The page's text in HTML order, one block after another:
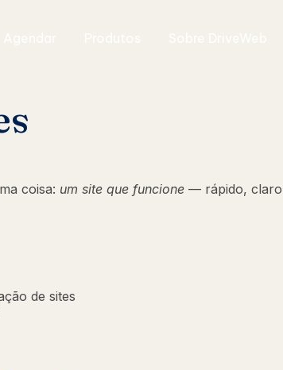
coisa: um site que funcione — rápido,
de sites